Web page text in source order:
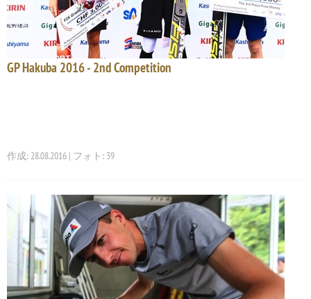
GP Hakuba 2016 - 2nd Competition
作成: 28.08.2016 | フォト: 39